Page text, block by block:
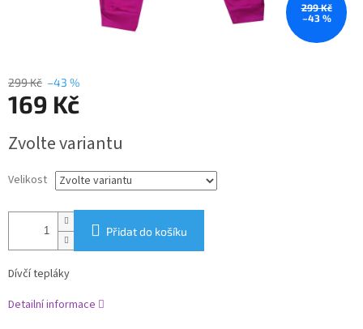
299 Kč
–43 %
299 Kč –43 %
169 Kč
cena:
Zvolte variantu
Velikost
Přidat do košíku
Dívčí tepláky
Detailní informace